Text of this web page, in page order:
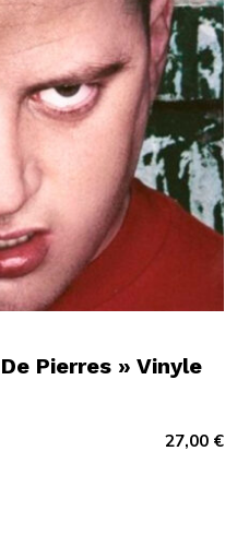
Pierres » Vinyle
27,00 €